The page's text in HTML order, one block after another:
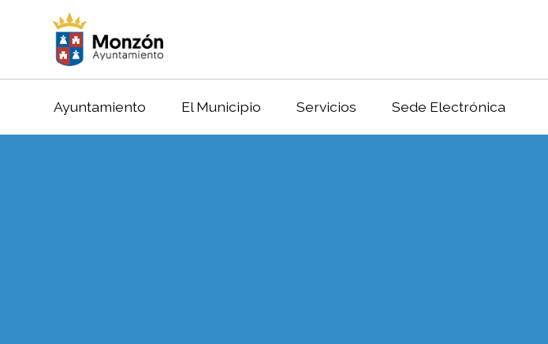
Ayuntamiento El Municipio Servicios Sede Electrónica